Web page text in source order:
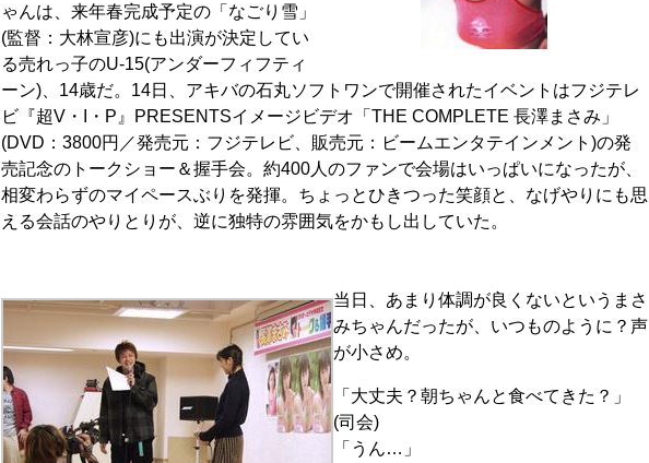
ゃんは、来年春完成予定の「なごり雪」
(監督：大林宣彦)にも出演が決定してい
る売れっ子のU-15(アンダーフィフティ
ーン)、14歳だ。14日、アキバの石丸ソフトワンで開催されたイベントはフジテレ
ビ『超V・I・P』PRESENTSイメージビデオ「THE COMPLETE 長澤まさみ」
(DVD：3800円／発売元：フジテレビ、販売元：ビームエンタテインメント)の発
売記念のトークショー＆握手会。約400人のファンで会場はいっぱいになったが、
相変わらずのマイペースぶりを発揮。ちょっとひきつった笑顔と、なげやりにも思
える会話のやりとりが、逆に独特の雰囲気をかもし出していた。
当日、あまり体調が良くないというまさ
みちゃんだったが、いつものように？声
が小さめ。
「大丈夫？朝ちゃんと食べてきた？」
(司会)
「うん…」